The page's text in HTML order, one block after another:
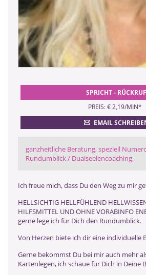
SPRICHT - RÜCKRUF
PREIS: € 2,19/MIN*
EMAIL
ganzheitliche Beratung, speziell
Rundumblick / Dualseelencoaching,
Ich freue mich, dass Du den Weg zu mir
HELLSICHTIG HELLFÜHLEND
HILFSMITTEL UND OHNE VORABINFO
gerne lege ich für Dich den Rundumblick.
Von Herzen biete ich dir eine individuelle
Gerne bekommst Du bei mir auch mehr
Kartenlegen, ich schaue für Dich in Deine